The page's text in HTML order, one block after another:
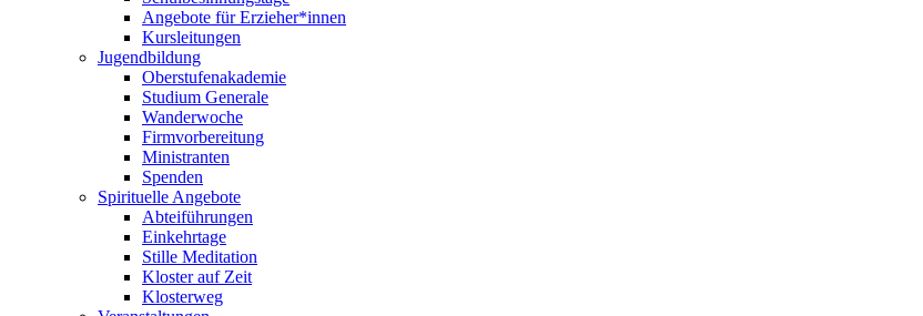
Angebote für Erzieher*innen
Kursleitungen
Jugendbildung
Oberstufenakademie
Studium Generale
Wanderwoche
Firmvorbereitung
Ministranten
Spenden
Spirituelle Angebote
Abteiführungen
Einkehrtage
Stille Meditation
Kloster auf Zeit
Klosterweg